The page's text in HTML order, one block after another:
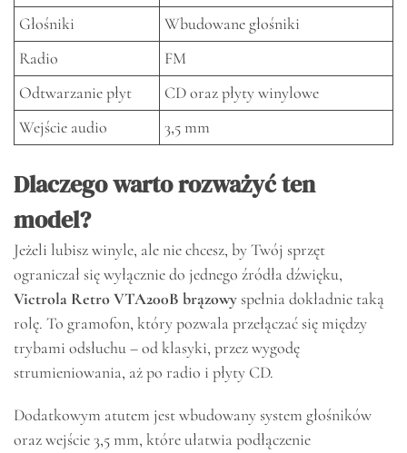
Głośniki
Wbudowane głośniki
Radio
FM
Odtwarzanie płyt
CD oraz płyty winylowe
Wejście audio
3,5 mm
Dlaczego warto rozważyć ten
model?
Jeżeli lubisz winyle, ale nie chcesz, by Twój sprzęt
ograniczał się wyłącznie do jednego źródła dźwięku,
Victrola Retro VTA200B brązowyspełnia dokładnie taką
rolę. To gramofon, który pozwala przełączać się między
trybami odsłuchu – od klasyki, przez wygodę
strumieniowania, aż po radio i płyty CD.
Dodatkowym atutem jest wbudowany system głośników
oraz wejście 3,5 mm, które ułatwia podłączenie